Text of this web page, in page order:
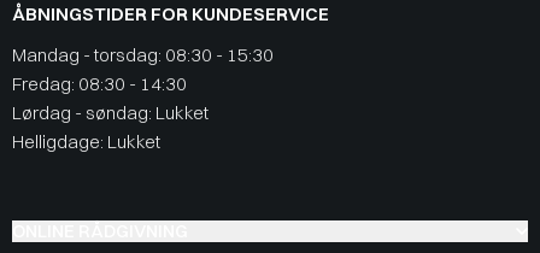
ÅBNINGSTIDER FOR KUNDESERVICE
Mandag - torsdag: 08:30 - 15:30
Fredag: 08:30 - 14:30
Lørdag - søndag: Lukket
Helligdage: Lukket